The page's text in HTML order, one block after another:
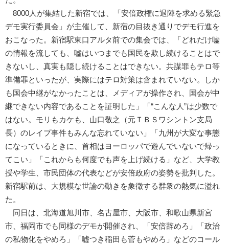
8000人が集結した新宿では、「安倍政権に退陣を求める緊急
デモ実行委員会」が主催して、新宿の目抜き通りでデモ行進を
おこなった。新宿駅東口アルタ前での集会では、「どれだけ嘘
の情報を流しても、嘘はいつまでも国民を欺し続けることはで
きないし、真実も隠し続けることはできない。共謀罪もテロ等
準備罪といったが、実際にはテロ対策は含まれていない。しか
も国会中継がなかったことは、メディアが操作され、国会が中
継できない内容であることを証明した」「“こんな人”は少数で
はない。モリもカケも、山口敬之（元ＴＢＳワシントン支局
長）のレイプ事件もみんな忘れていない」「九州が大変な事態
になっているときに、首相はヨーロッパで遊んでいないで帰っ
てこい」「これからも何度でも声を上げ続ける」など、大学教
授や学生、市民団体の代表などが安倍政府の姿勢を批判した。
新宿駅前は、大規模な世論の動きを象徴する群衆の熱気に溢れ
た。
同日は、北海道旭川市、名古屋市、大阪市、和歌山県新宮
市、福岡市でも同様のデモが開催され、「安倍辞めろ」「政治
の私物化をやめろ」「嘘つき稲田も菅もやめろ」などのコール